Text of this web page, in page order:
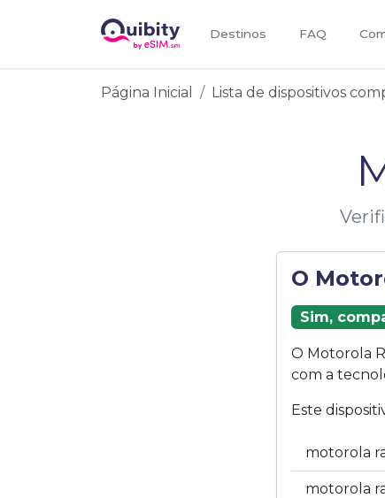
Destinos FAQ
Página Inicial Lista de dispositivos
O
Sim,
O Motorola
com a
Este
motorola
motorola